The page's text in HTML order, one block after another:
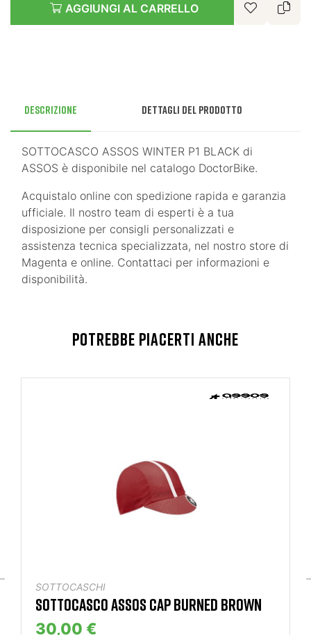
AGGIUNGI AL CARRELLO
Descrizione Dettagli del prodotto
SOTTOCASCO ASSOS WINTER P1 BLACK di
ASSOS è disponibile nel catalogo DoctorBike.
Acquistalo online con spedizione rapida e garanzia
ufficiale. Il nostro team di esperti è a tua
disposizione per consigli personalizzati e
assistenza tecnica specializzata, nel nostro store di
Magenta e online. Contattaci per informazioni e
disponibilità.
POTREBBE PIACERTI ANCHE
SOTTOCASCHI
SOTTOCASCO ASSOS CAP BURNED BROWN
30,00 €